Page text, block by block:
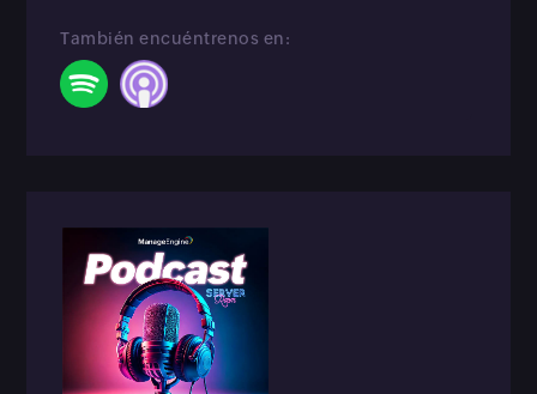
También encuéntrenos en: